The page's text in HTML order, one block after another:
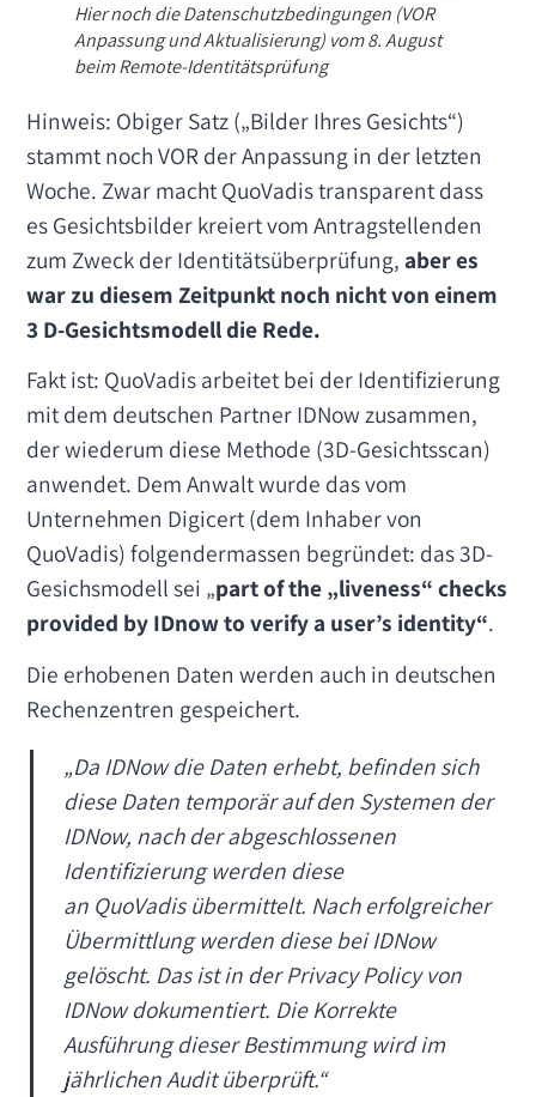
Hier noch die Datenschutzbedingungen (VOR
Anpassung und Aktualisierung) vom 8. August
beim Remote-Identitätsprüfung
Hinweis: Obiger Satz („Bilder Ihres Gesichts“)
stammt noch VOR der Anpassung in der letzten
Woche. Zwar macht QuoVadis transparent dass
es Gesichtsbilder kreiert vom Antragstellenden
zum Zweck der Identitätsüberprüfung, aber es
war zu diesem Zeitpunkt noch nicht von einem
3 D-Gesichtsmodell die Rede.
Fakt ist: QuoVadis arbeitet bei der Identifizierung
mit dem deutschen Partner IDNow zusammen,
der wiederum diese Methode (3D-Gesichtsscan)
anwendet. Dem Anwalt wurde das vom
Unternehmen Digicert (dem Inhaber von
QuoVadis) folgendermassen begründet: das 3D-
Gesichsmodell sei „part of the „liveness“ checks
provided by IDnow to verify a user’s identity“.
Die erhobenen Daten werden auch in deutschen
Rechenzentren gespeichert.
„Da IDNow die Daten erhebt, befinden sich
diese Daten temporär auf den Systemen der
IDNow, nach der abgeschlossenen
Identifizierung werden diese
an QuoVadis übermittelt. Nach erfolgreicher
Übermittlung werden diese bei IDNow
gelöscht. Das ist in der Privacy Policy von
IDNow dokumentiert. Die Korrekte
Ausführung dieser Bestimmung wird im
jährlichen Audit überprüft.“